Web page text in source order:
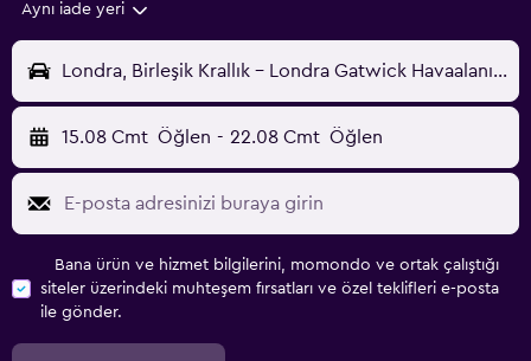
Aynı iade yeri
Londra, Birleşik Krallık - Londra Gatwick Havaalanı (LGW)
15.08 Cmt Öğlen - 22.08 Cmt Öğlen
Bana ürün ve hizmet bilgilerini, momondo ve ortak çalıştığı
siteler üzerindeki muhteşem fırsatları ve özel teklifleri e-posta
ile gönder.